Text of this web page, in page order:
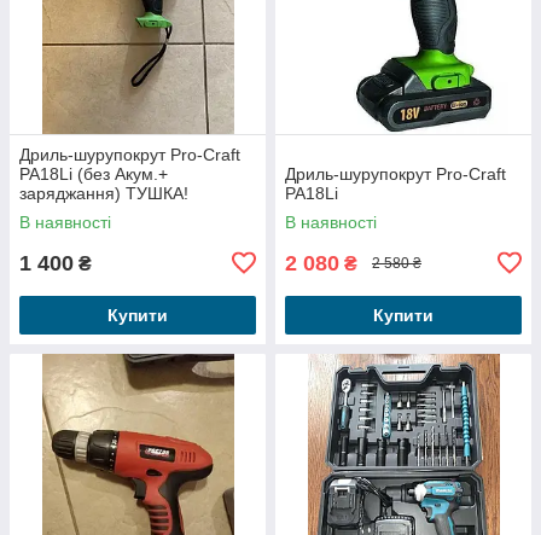
Дриль-шурупокрут Pro-Craft
PA18Li (без Акум.+
заряджання) ТУШКА!
В наявності
1 400 ₴
Купити
Дриль-шурупокрут Pro-Craft
PA18Li
В наявності
2 080 ₴ 2 580 ₴
Купити